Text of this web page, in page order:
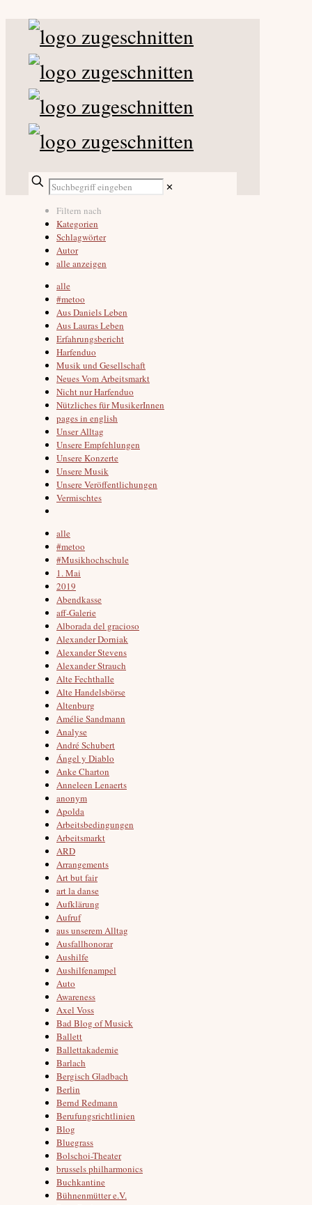
✕
Filtern nach
Kategorien
Schlagwörter
Autor
alle anzeigen
alle
#metoo
Aus Daniels Leben
Aus Lauras Leben
Erfahrungsbericht
Harfenduo
Musik und Gesellschaft
Neues Vom Arbeitsmarkt
Nicht nur Harfenduo
Nützliches für MusikerInnen
pages in english
Unser Alltag
Unsere Empfehlungen
Unsere Konzerte
Unsere Musik
Unsere Veröffentlichungen
Vermischtes
alle
#metoo
#Musikhochschule
1. Mai
2019
Abendkasse
aff-Galerie
Alborada del gracioso
Alexander Dorniak
Alexander Stevens
Alexander Strauch
Alte Fechthalle
Alte Handelsbörse
Altenburg
Amélie Sandmann
Analyse
André Schubert
Ángel y Diablo
Anke Charton
Anneleen Lenaerts
anonym
Apolda
Arbeitsbedingungen
Arbeitsmarkt
ARD
Arrangements
Art but fair
art la danse
Aufklärung
Aufruf
aus unserem Alltag
Ausfallhonorar
Aushilfe
Aushilfenampel
Auto
Awareness
Axel Voss
Bad Blog of Musick
Ballett
Ballettakademie
Barlach
Bergisch Gladbach
Berlin
Bernd Redmann
Berufungsrichtlinien
Blog
Bluegrass
Bolschoi-Theater
brussels philharmonics
Buchkantine
Bühnenmütter e.V.